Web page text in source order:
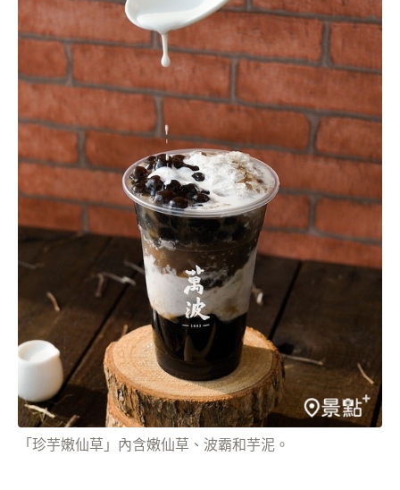
「珍芋嫩仙草」內含嫩仙草、波霸和芋泥。